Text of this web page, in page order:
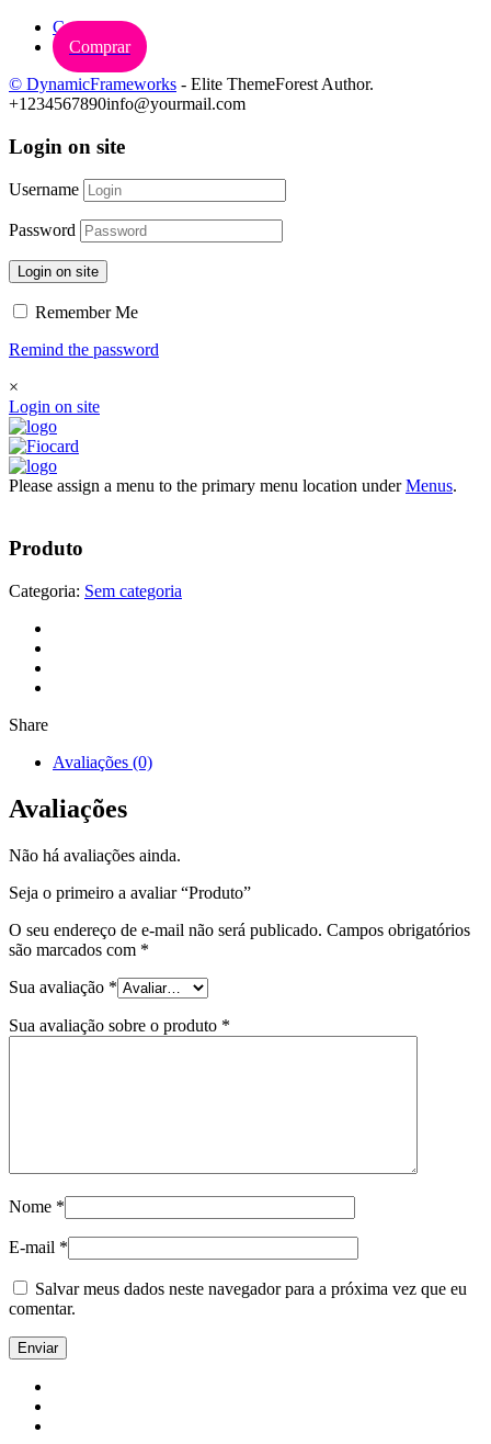
Carrinho
Comprar
© DynamicFrameworks - Elite ThemeForest Author.
+1234567890info@yourmail.com
Login on site
Username
Password
Login on site
Remember Me
Remind the password
×
Login on site
Please assign a menu to the primary menu location underMenus.
Produto
Categoria: Sem categoria
Share
Avaliações (0)
Avaliações
Não há avaliações ainda.
Seja o primeiro a avaliar “Produto”
O seu endereço de e-mail não será publicado. Campos obrigatórios
são marcados com *
Sua avaliação *
Sua avaliação sobre o produto *
Nome *
E-mail *
Salvar meus dados neste navegador para a próxima vez que eu
comentar.